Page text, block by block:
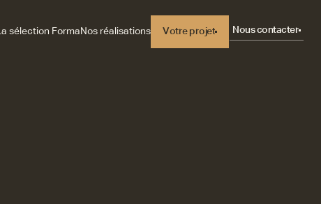
La sélection Forma Nos réalisations
Votre projet
Nous contacter